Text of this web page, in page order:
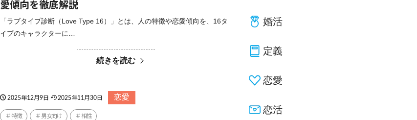
愛傾向を徹底解説
「ラブタイプ診断（Love Type 16）」とは、人の特徴や恋愛傾向を、16タ
イプのキャラクターに…
続きを読む
2025年12月9日 2025年11月30日 恋愛
特徴 男女向け 相性
婚活
定義
恋愛
恋活